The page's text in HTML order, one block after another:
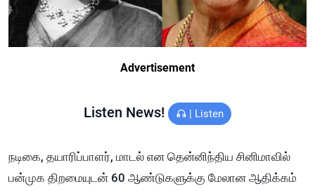
Advertisement
Listen News! | Listen
நடிகை, தயாரிப்பாளர், மாடல் என தென்னிந்திய சினிமாவில்
பன்முக திறமையுடன் 60 ஆண்டுகளுக்கு மேலான ஆதிக்கம்